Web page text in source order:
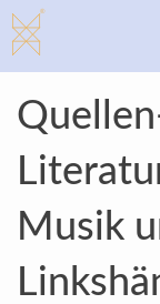
Zum
Inhalt
springen
Musik